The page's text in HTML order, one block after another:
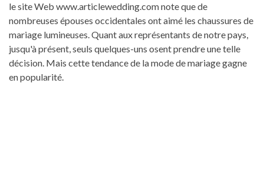
le site Web www.articlewedding.com note que de
nombreuses épouses occidentales ont aimé les chaussures de
mariage lumineuses. Quant aux représentants de notre pays,
jusqu'à présent, seuls quelques-uns osent prendre une telle
décision. Mais cette tendance de la mode de mariage gagne
en popularité.